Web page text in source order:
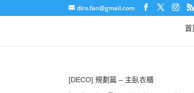
diro.fan@gmail.com
首
[DECO] 規劃篇 – 主臥衣櫃